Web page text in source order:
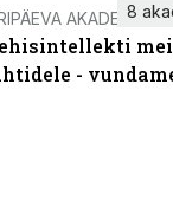
AKADEEMIA
-
8